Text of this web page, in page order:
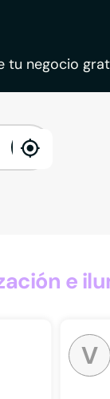
tu negocio
enable
e
V